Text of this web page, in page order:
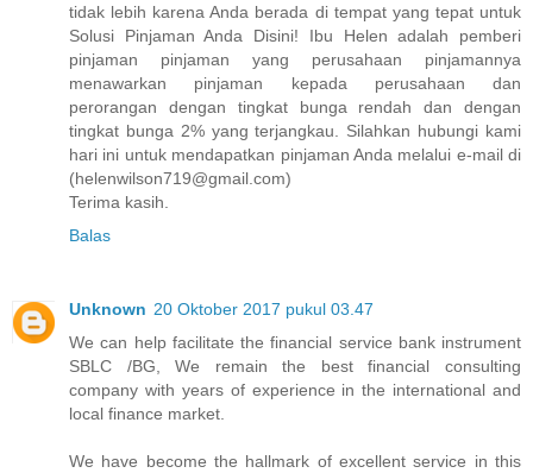
tidak lebih karena Anda berada di tempat yang tepat untuk
Solusi Pinjaman Anda Disini! Ibu Helen adalah pemberi
pinjaman pinjaman yang perusahaan pinjamannya
menawarkan pinjaman kepada perusahaan dan
perorangan dengan tingkat bunga rendah dan dengan
tingkat bunga 2% yang terjangkau. Silahkan hubungi kami
hari ini untuk mendapatkan pinjaman Anda melalui e-mail di
(helenwilson719@gmail.com)
Terima kasih.
Balas
Unknown 20 Oktober 2017 pukul 03.47
We can help facilitate the financial service bank instrument
SBLC /BG, We remain the best financial consulting
company with years of experience in the international and
local finance market.
We have become the hallmark of excellent service in this